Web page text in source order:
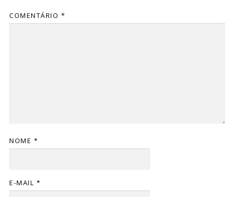
COMENTÁRIO *
NOME *
E-MAIL *